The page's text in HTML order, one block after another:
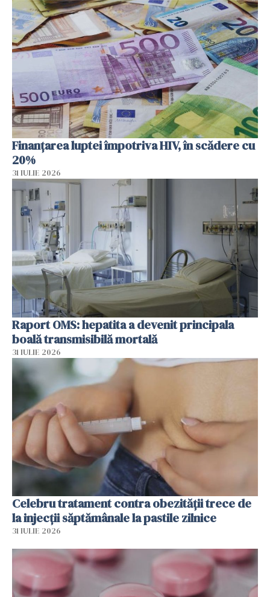
Finanțarea luptei împotriva HIV, în scădere cu
20%
31 IULIE 2026
Raport OMS: hepatita a devenit principala
boală transmisibilă mortală
31 IULIE 2026
Celebru tratament contra obezității trece de
la injecții săptămânale la pastile zilnice
31 IULIE 2026